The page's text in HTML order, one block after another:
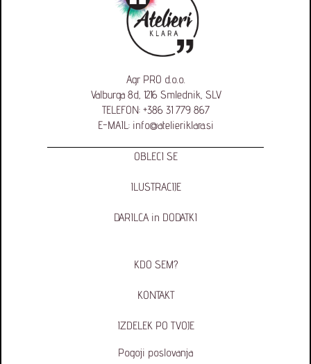
Agr PRO d.o.o.
Valburga 8d, 1216 Smlednik, SLV
TELEFON: +386 31 779 867
E-MAIL: info@atelieriklara.si
OBLECI SE
ILUSTRACIJE
DARILCA in DODATKI
KDO SEM?
KONTAKT
IZDELEK PO TVOJE
Pogoji poslovanja